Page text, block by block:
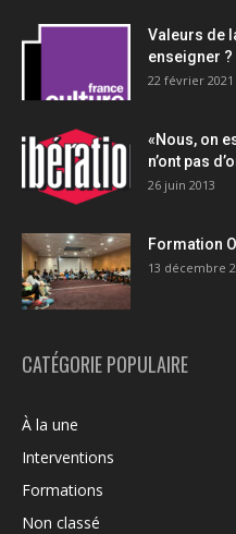
Valeurs de
enseigner ?
22 février 2021
«Nous, on
n’ont pas
26 juin 2013
Formation
13 décembre
CATÉGORIE POPULAIRE
À la une
Interventions
Formations
Non classé